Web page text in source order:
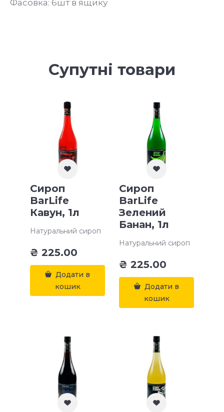
Фасовка: 6шт в ящику
Супутні товари
Сироп
BarLife
Кавун, 1л
Натуральний сироп
₴ 225.00
Додати в
кошик
Сироп
BarLife
Зелений
Банан, 1л
Натуральний сироп
₴ 225.00
Додати в
кошик